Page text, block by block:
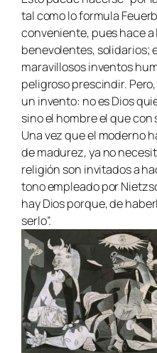
tal como lo formula
conveniente, pues hace
benevolentes, solidarios;
maravillosos inventos
peligroso prescindir.
un invento: no es Dios
sino el hombre el que con
Una vez que el moderno
de madurez, ya no
religión son invitados a
tono empleado por
hay Dios porque, de
serlo”.